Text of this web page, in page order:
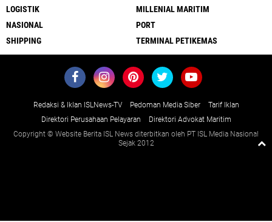
LOGISTIK
MILLENIAL MARITIM
NASIONAL
PORT
SHIPPING
TERMINAL PETIKEMAS
Redaksi & Iklan ISLNews-TV Pedoman Media Siber
Tarif Iklan
Direktori Perusahaan Pelayaran
Direktori Advokat Maritim
Copyright © Website Berita ISL News diterbitkan oleh PT ISL Media Nasional
Sejak 2012